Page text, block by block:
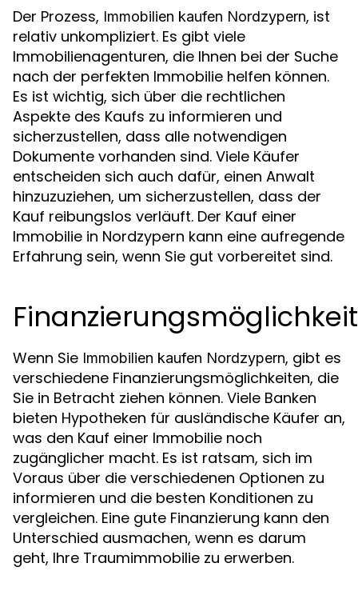
Der Prozess, Immobilien kaufen Nordzypern, ist
relativ unkompliziert. Es gibt viele
Immobilienagenturen, die Ihnen bei der Suche
nach der perfekten Immobilie helfen können.
Es ist wichtig, sich über die rechtlichen
Aspekte des Kaufs zu informieren und
sicherzustellen, dass alle notwendigen
Dokumente vorhanden sind. Viele Käufer
entscheiden sich auch dafür, einen Anwalt
hinzuzuziehen, um sicherzustellen, dass der
Kauf reibungslos verläuft. Der Kauf einer
Immobilie in Nordzypern kann eine aufregende
Erfahrung sein, wenn Sie gut vorbereitet sind.
Wenn Sie Immobilien kaufen Nordzypern, gibt es
verschiedene Finanzierungsmöglichkeiten, die
Sie in Betracht ziehen können. Viele Banken
bieten Hypotheken für ausländische Käufer an,
was den Kauf einer Immobilie noch
zugänglicher macht. Es ist ratsam, sich im
Voraus über die verschiedenen Optionen zu
informieren und die besten Konditionen zu
vergleichen. Eine gute Finanzierung kann den
Unterschied ausmachen, wenn es darum
geht, Ihre Traumimmobilie zu erwerben.